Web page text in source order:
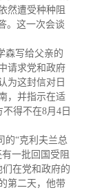
然遭受种种阻
。 这一次会谈
森写给父亲的
请求党和政府
为这封信对日
，并指示在适
得不在8月4日
的“克利夫兰总
一批回国受阻
在党和政府的
第二天，他带